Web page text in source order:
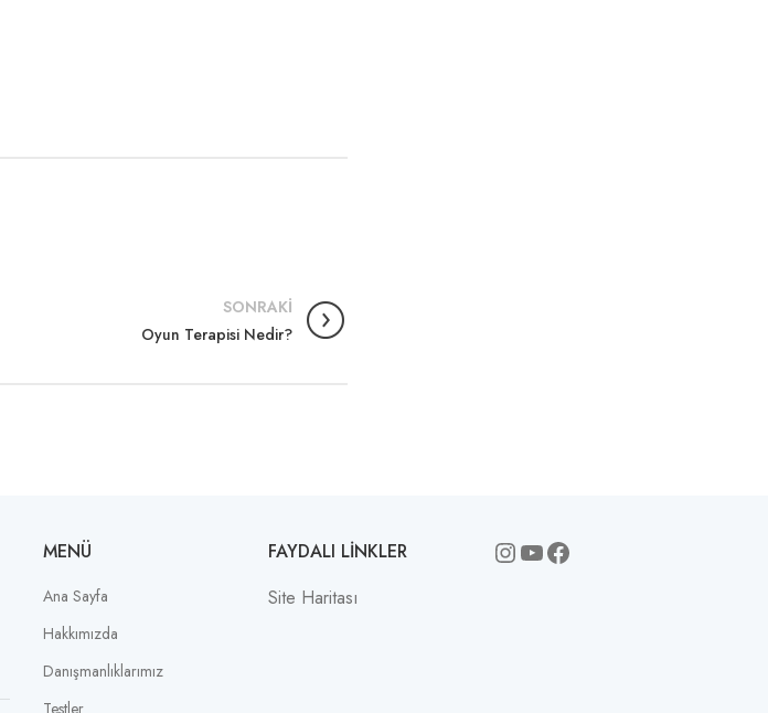
SONRAKI
Oyun Terapisi Nedir?
MENÜ
Ana Sayfa
Hakkımızda
Danışmanlıklarımız
FAYDALI LINKLER
Site Haritası
Instagram
YouTube
Facebook